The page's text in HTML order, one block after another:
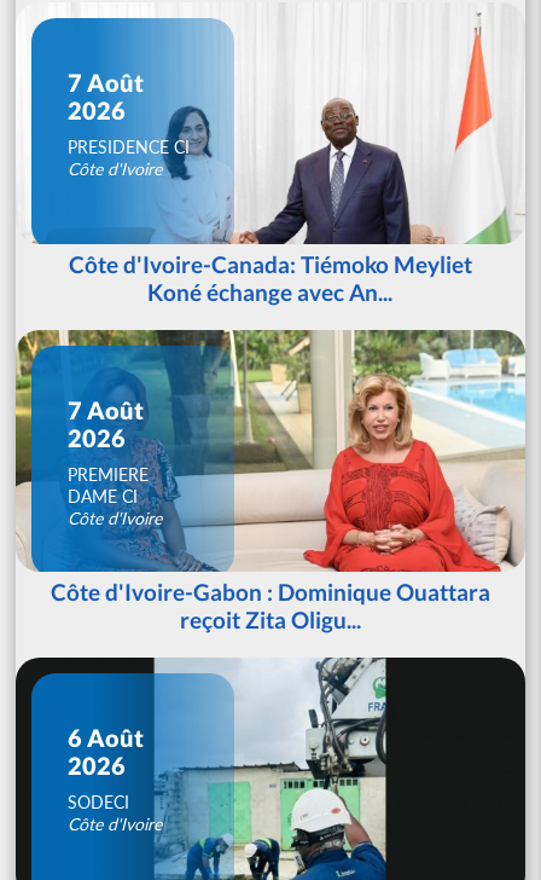
7 Août
2026
PRESIDENCE CI
Côte d'Ivoire
Côte d'Ivoire-Canada: Tiémoko Meyliet
Koné échange avec An...
7 Août
2026
PREMIERE
DAME CI
Côte d'Ivoire
Côte d'Ivoire-Gabon : Dominique Ouattara
reçoit Zita Oligu...
6 Août
2026
SODECI
Côte d'Ivoire